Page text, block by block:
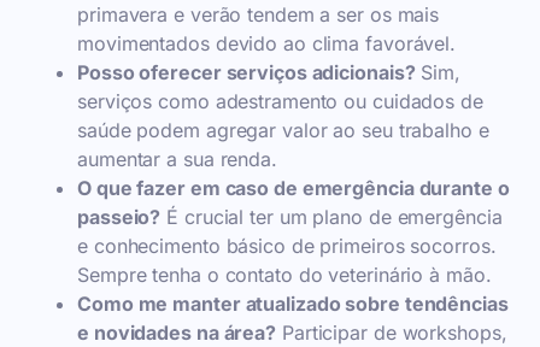
primavera e verão tendem a ser os mais
movimentados devido ao clima favorável.
Posso oferecer serviços adicionais? Sim,
serviços como adestramento ou cuidados de
saúde podem agregar valor ao seu trabalho e
aumentar a sua renda.
O que fazer em caso de emergência durante o
passeio? É crucial ter um plano de emergência
e conhecimento básico de primeiros socorros.
Sempre tenha o contato do veterinário à mão.
Como me manter atualizado sobre tendências
e novidades na área? Participar de workshops,